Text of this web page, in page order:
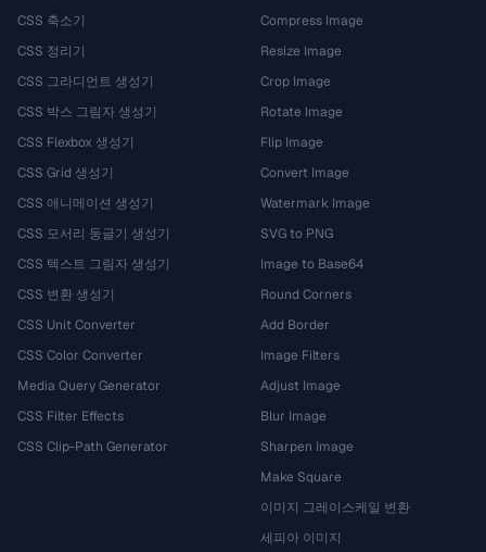
CSS 축소기
CSS 정리기
CSS 그라디언트 생성기
CSS 박스 그림자 생성기
CSS Flexbox 생성기
CSS Grid 생성기
CSS 애니메이션 생성기
CSS 모서리 둥글기 생성기
CSS 텍스트 그림자 생성기
CSS 변환 생성기
CSS Unit Converter
CSS Color Converter
Media Query Generator
CSS Filter Effects
CSS Clip-Path Generator
Compress Image
Resize Image
Crop Image
Rotate Image
Flip Image
Convert Image
Watermark Image
SVG to PNG
Image to Base64
Round Corners
Add Border
Image Filters
Adjust Image
Blur Image
Sharpen Image
Make Square
이미지 그레이스케일 변환
세피아 이미지